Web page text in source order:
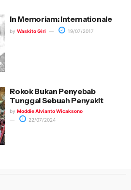
In Memoriam:Internationale
by Waskito Giri 19/07/2017
Rokok Bukan Penyebab
Tunggal Sebuah Penyakit
by Moddie Alvianto Wicaksono
22/07/2024